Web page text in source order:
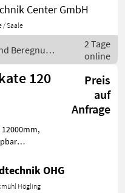
Center GmbH
/ Saale
Beregnung
2 Tage
online
120
Preis
auf
Anfrage
21 mm
250mm
OHG
Högling